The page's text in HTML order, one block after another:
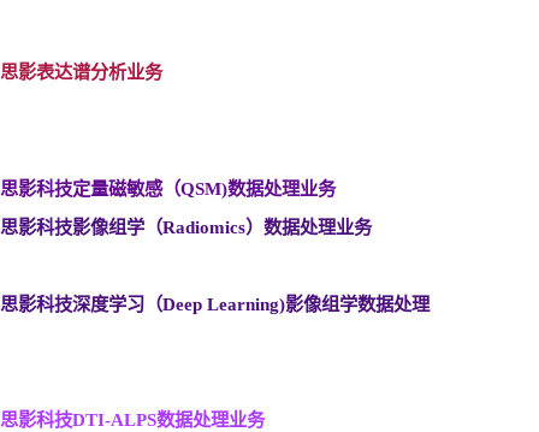
思影表达谱分析业务
思影科技定量磁敏感（QSM)数据处理业务
思影科技影像组学（Radiomics）数据处理业务
思影科技深度学习（Deep Learning)影像组学数据处理
思影科技DTI-ALPS数据处理业务